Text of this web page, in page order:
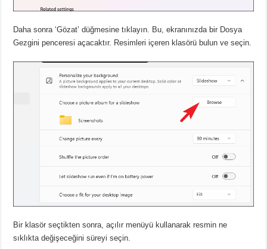
Daha sonra ‘Gözat’ düğmesine tıklayın.
Bu, ekranınızda bir Dosya
Gezgini penceresi açacaktır. Resimleri içeren klasörü bulun ve seçin.
Bir klasör seçtikten sonra, açılır menüyü kullanarak resmin ne
sıklıkta değişeceğini süreyi seçin.